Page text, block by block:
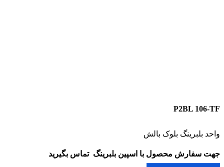
P2BL 106-TF
واحد بلبرینگ بلوک بالش
جهت سفارش محصول با اسپین بلبرینگ تماس بگیرید